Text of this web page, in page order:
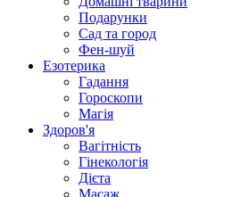
Подарунки
Сад та город
Фен-шуй
Езотерика
Гадання
Гороскопи
Магія
Здоров'я
Вагітність
Гінекологія
Дієта
Масаж